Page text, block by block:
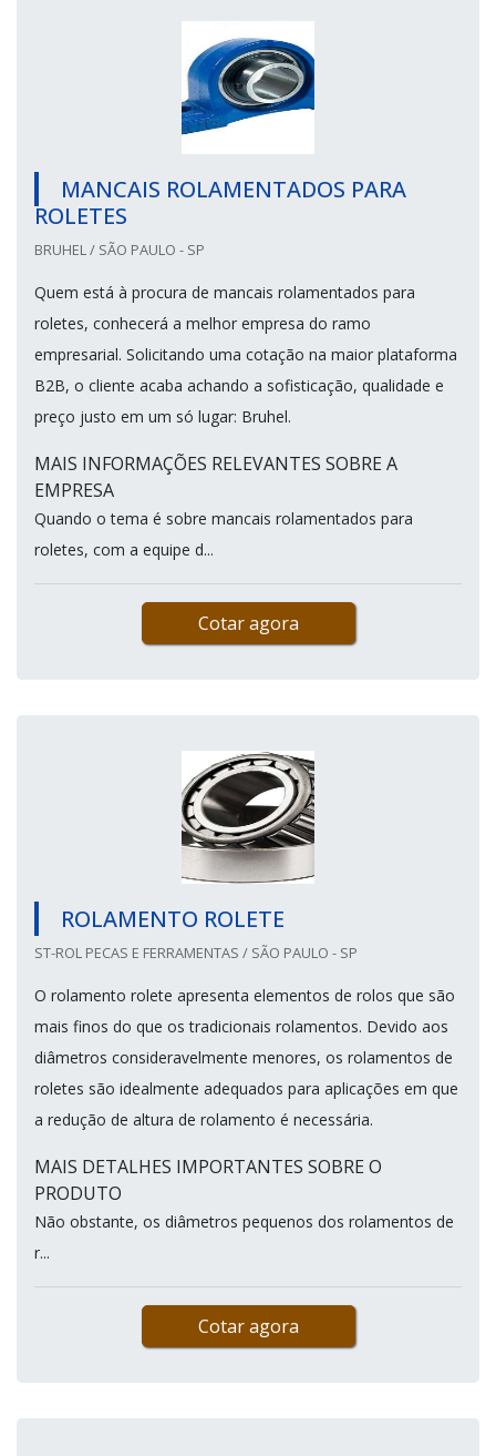
MANCAIS ROLAMENTADOS PARA
ROLETES
BRUHEL / SÃO PAULO - SP
Quem está à procura de mancais rolamentados para
roletes, conhecerá a melhor empresa do ramo
empresarial. Solicitando uma cotação na maior plataforma
B2B, o cliente acaba achando a sofisticação, qualidade e
preço justo em um só lugar: Bruhel.
MAIS INFORMAÇÕES RELEVANTES SOBRE A
EMPRESA
Quando o tema é sobre mancais rolamentados para
roletes, com a equipe d...
Cotar agora
ROLAMENTO ROLETE
ST-ROL PECAS E FERRAMENTAS / SÃO PAULO - SP
O rolamento rolete apresenta elementos de rolos que são
mais finos do que os tradicionais rolamentos. Devido aos
diâmetros consideravelmente menores, os rolamentos de
roletes são idealmente adequados para aplicações em que
a redução de altura de rolamento é necessária.
MAIS DETALHES IMPORTANTES SOBRE O
PRODUTO
Não obstante, os diâmetros pequenos dos rolamentos de
r...
Cotar agora